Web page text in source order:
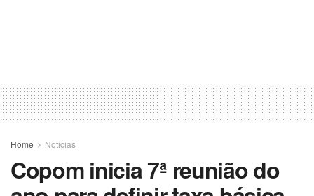
Home Noticias
Copom inicia 7ª reunião do